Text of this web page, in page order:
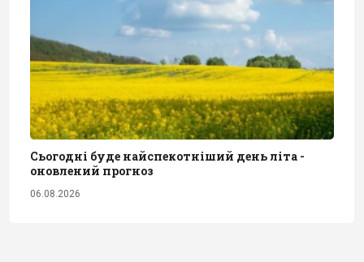
Сьогодні буде найспекотніший день літа -
оновлений прогноз
06.08.2026